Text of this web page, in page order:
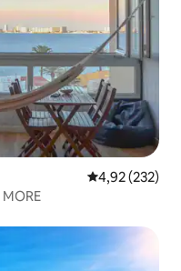
Priemerné
4,92 (232)